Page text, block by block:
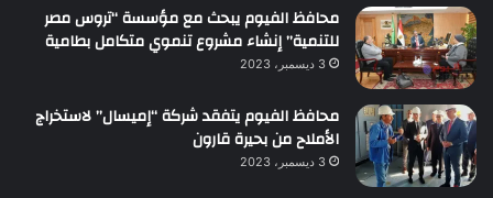
محافظ الفيوم يبحث مع مؤسسة “تروس مصر
للتنمية” إنشاء مشروع تنموي متكامل بطامية
3 ديسمبر، 2023
محافظ الفيوم يتفقد شركة “إميسال” لاستخراج
الأملاح من بحيرة قارون
3 ديسمبر، 2023